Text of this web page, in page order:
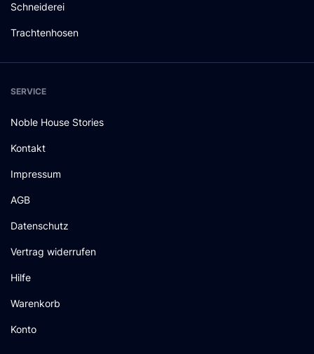
Schneiderei
Trachtenhosen
SERVICE
Noble House Stories
Kontakt
Impressum
AGB
Datenschutz
Vertrag widerrufen
Hilfe
Warenkorb
Konto